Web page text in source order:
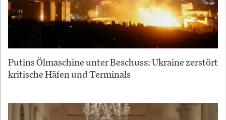
Putins Ölmaschine unter Beschuss: Ukraine zerstört
kritische Häfen und Terminals